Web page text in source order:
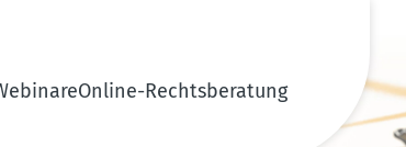
Online-Rechtsberatung